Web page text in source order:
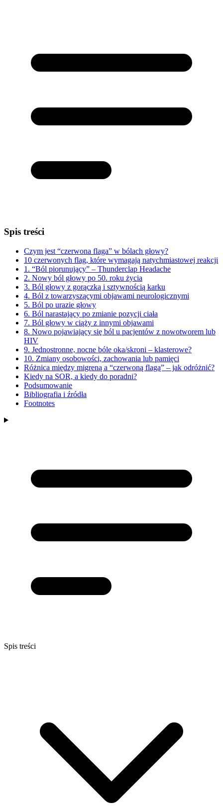
Spis treści
Czym jest “czerwona flaga” w bólach głowy?
10 czerwonych flag, które wymagają natychmiastowej reakcji
1. “Ból piorunujący” – Thunderclap Headache
2. Nowy ból głowy po 50. roku życia
3. Ból głowy z gorączką i sztywnością karku
4. Ból z towarzyszącymi objawami neurologicznymi
5. Ból po urazie głowy
6. Ból narastający po zmianie pozycji ciała
7. Ból głowy w ciąży z innymi objawami
8. Nowo pojawiający się ból u pacjentów z nowotworem lub
HIV
9. Jednostronne, nocne bóle oka/skroni – klasterowe?
10. Zmiany osobowości, zachowania lub pamięci
Różnica między migreną a “czerwoną flagą” – jak odróżnić?
Kiedy na SOR, a kiedy do poradni?
Podsumowanie
Bibliografia i źródła
Footnotes
Spis treści